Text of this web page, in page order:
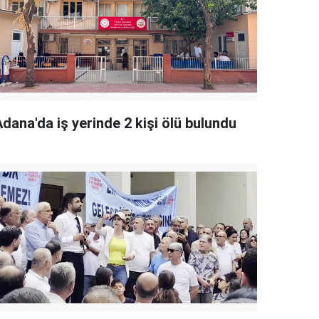
iş yerinde 2 kişi ölü bulundu